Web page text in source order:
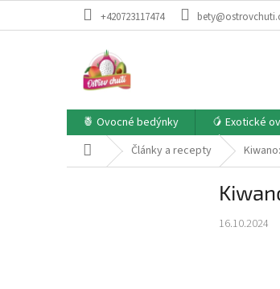
+420723117474
🍍 Ovocné bedýnky 🥭 Exotické
Domů Články a recepty
16.10.2024